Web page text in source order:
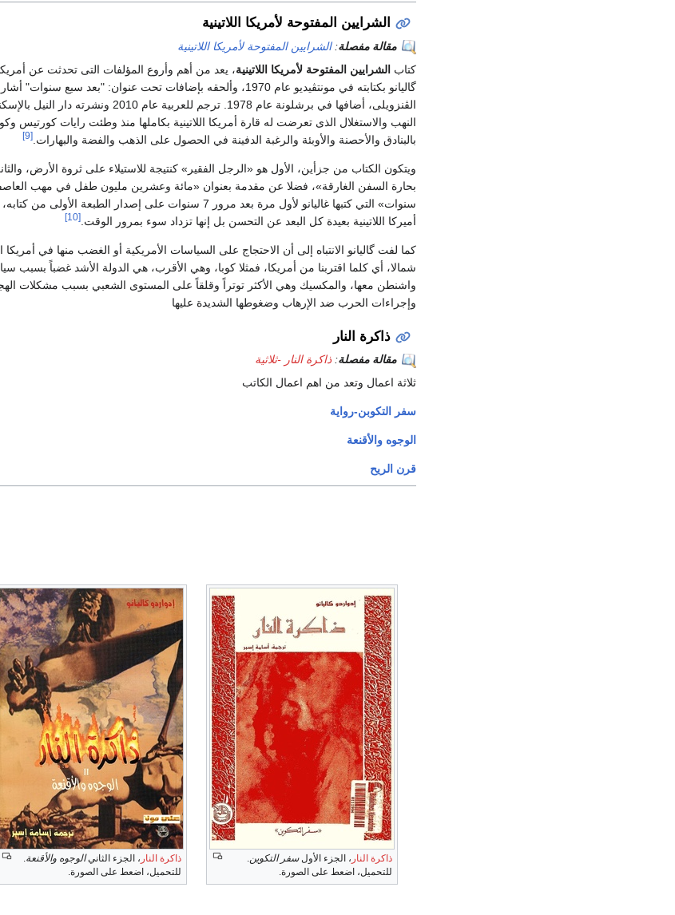
الشرايين المفتوحة لأمريكا اللاتينية
مقالة مفصلة:الشرايين المفتوحة لأمريكا اللاتينية
كتاب الشرايين المفتوحة لأمريكا اللاتينية، يعد من أهم وأروع المؤلفات التى تحدثت عن أمريكا
گاليانو بكتابته في مونتڤيديو عام 1970، وألحقه بإضافات تحت عنوان: "بعد
الڤنزويلى، أضافها في برشلونة عام 1978. ترجم
النهب والاستغلال الذى تعرضت له قارة أمريكا اللاتينية بكاملها منذ وطئت رايات كورتيس
بالبنادق والأحصنة والأوبئة والرغبة الدفينة في الحصول على الذهب والفضة والبهارات. [9]
ويتكون الكتاب من جزأين، الأول هو «الرجل الفقير» كنتيجة للاستيلاء على ثروة الأرض،
بحارة السفن الغارقة»، فضلا عن مقدمة بعنوان «مائة وعشرين مليون طفل في مهب
سنوات» التي كتبها غاليانو لأول مرة بعد مرور 7 سنوات على إصدار
أميركا اللاتينية بعيدة كل البعد عن التحسن بل إنها تزداد سوء بمرور الوقت. [10]
كما لفت گاليانو الانتباه إلى أن الاحتجاج على السياسات الأمريكية أو الغضب منها في أمريكا
شمالا، أي كلما اقتربنا من أمريكا، فمثلا كوبا، وهي الأقرب، هي الدولة الأشد غضباً بسبب
واشنطن معها، والمكسيك وهي الأكثر توتراً وقلقاً على المستوى الشعبي بسبب مشكلات
وإجراءات الحرب ضد الإرهاب وضغوطها الشديدة عليها
ذاكرة النار
مقالة مفصلة: ذاكرة النار -ثلاثية
ثلاثة اعمال وتعد من اهم اعمال الكاتب
سفر التكوبن-رواية
ذاكرة النار ، الجزء الأولسفر التكوين.
للتحميل، اضعط على الصورة.
ذاكرة النار ، الجزء الثانيالوجوه والأقنعة.
للتحميل، اضعط على الصورة.
الوجوه والأقنعة
قرن الريح